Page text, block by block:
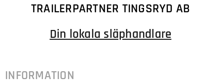
TRAILERPARTNER TINGSRYD AB
Din lokala släphandlare
INFORMATION